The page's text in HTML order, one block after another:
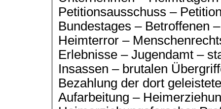
Petitionsausschuss –
Bundestages – Betroffenen
Heimterror –
Erlebnisse – Jugendamt –
Insassen – brutalen
Bezahlung der dort
Aufarbeitung –